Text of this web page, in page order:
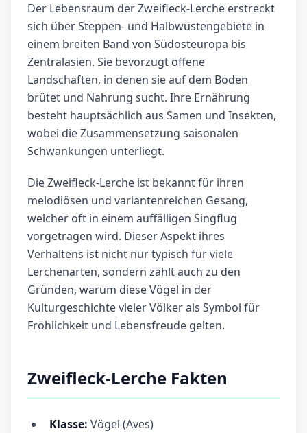
Der Lebensraum der Zweifleck-Lerche erstreckt
sich über Steppen- und Halbwüstengebiete in
einem breiten Band von Südosteuropa bis
Zentralasien. Sie bevorzugt offene
Landschaften, in denen sie auf dem Boden
brütet und Nahrung sucht. Ihre Ernährung
besteht hauptsächlich aus Samen und Insekten,
wobei die Zusammensetzung saisonalen
Schwankungen unterliegt.
Die Zweifleck-Lerche ist bekannt für ihren
melodiösen und variantenreichen Gesang,
welcher oft in einem auffälligen Singflug
vorgetragen wird. Dieser Aspekt ihres
Verhaltens ist nicht nur typisch für viele
Lerchenarten, sondern zählt auch zu den
Gründen, warum diese Vögel in der
Kulturgeschichte vieler Völker als Symbol für
Fröhlichkeit und Lebensfreude gelten.
Zweifleck-Lerche Fakten
Klasse: Vögel (Aves)